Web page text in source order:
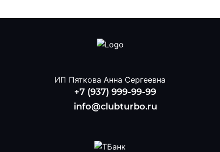
ИП Пяткова Анна Сергеевна
+7 (937) 999-99-99
info@clubturbo.ru